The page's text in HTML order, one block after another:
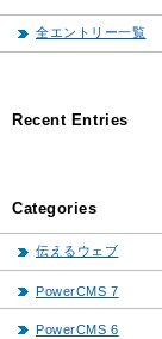
全エントリー一覧
Recent Entries
Categories
伝えるウェブ
PowerCMS 7
PowerCMS 6